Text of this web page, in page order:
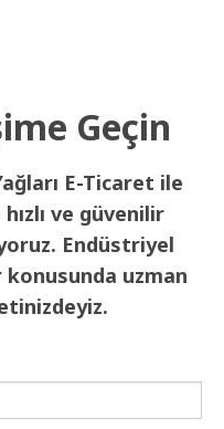
Geçin
E-Ticaret ile
ve güvenilir
Endüstriyel
uzman